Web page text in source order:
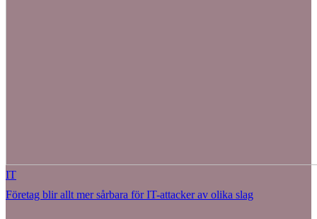
IT
Företag blir allt mer sårbara för IT-attacker av olika slag